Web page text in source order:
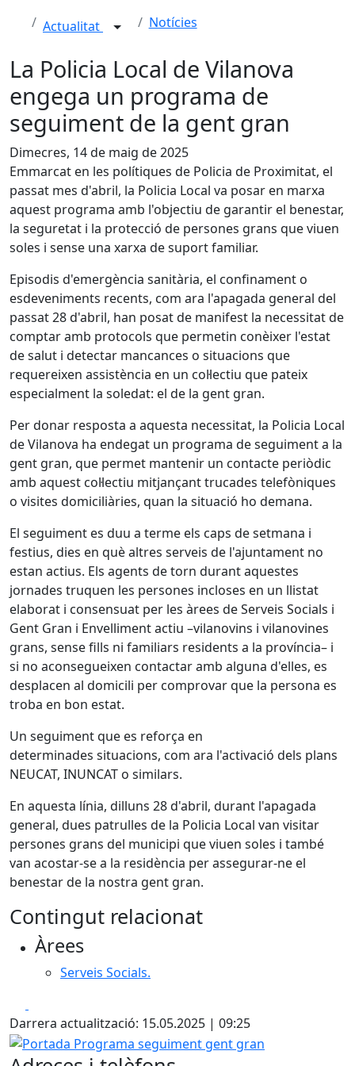
Actualitat Notícies
La Policia Local de Vilanova
engega un programa de
seguiment de la gent gran
Dimecres, 14 de maig de 2025
Emmarcat en les polítiques de Policia de Proximitat, el
passat mes d'abril, la Policia Local va posar en marxa
aquest programa amb l'objectiu de garantir el benestar,
la seguretat i la protecció de persones grans que viuen
soles i sense una xarxa de suport familiar.
Episodis d'emergència sanitària, el confinament o
esdeveniments recents, com ara l'apagada general del
passat 28 d'abril, han posat de manifest la necessitat de
comptar amb protocols que permetin conèixer l'estat
de salut i detectar mancances o situacions que
requereixen assistència en un col·lectiu que pateix
especialment la soledat: el de la gent gran.
Per donar resposta a aquesta necessitat, la Policia Local
de Vilanova ha endegat un programa de seguiment a la
gent gran, que permet mantenir un contacte periòdic
amb aquest col·lectiu mitjançant trucades telefòniques
o visites domiciliàries, quan la situació ho demana.
El seguiment es duu a terme els caps de setmana i
festius, dies en què altres serveis de l'ajuntament no
estan actius. Els agents de torn durant aquestes
jornades truquen les persones incloses en un llistat
elaborat i consensuat per les àrees de Serveis Socials i
Gent Gran i Envelliment actiu –vilanovins i vilanovines
grans, sense fills ni familiars residents a la província– i
si no aconsegueixen contactar amb alguna d'elles, es
desplacen al domicili per comprovar que la persona es
troba en bon estat.
Un seguiment que es reforça en
determinades situacions, com ara l'activació dels plans
NEUCAT, INUNCAT o similars.
En aquesta línia, dilluns 28 d'abril, durant l'apagada
general, dues patrulles de la Policia Local van visitar
persones grans del municipi que viuen soles i també
van acostar-se a la residència per assegurar-ne el
benestar de la nostra gent gran.
Contingut relacionat
Àrees
Serveis Socials.
Darrera actualització: 15.05.2025 | 09:25
Portada Programa seguiment gent gran